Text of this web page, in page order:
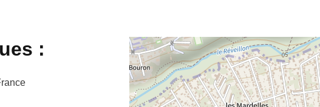
fenêtre
- nouvelle fenêtre
email - nouvelle fenêtre
: